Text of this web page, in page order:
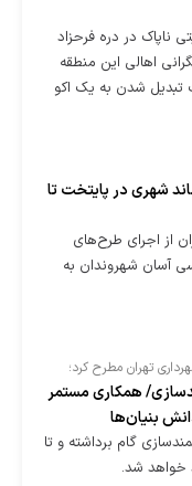
ناپاک در دره فرحزاد
اهالی این منطقه
تبدیل شدن به یک اکو
پسماند شهری در پایتخت تا
از اجرای طرح‌های
آسان شهروندان به
تهران مطرح کرد؛
همکاری مستمر
بنیان‌ها
گام برداشته و تا
خواهد شد.